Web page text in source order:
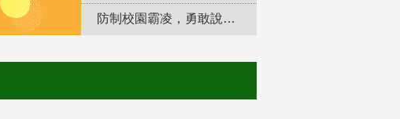
防制校園霸凌，勇敢說出來！